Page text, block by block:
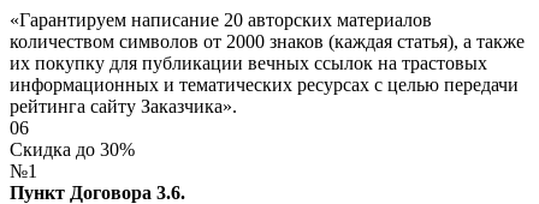
«Гарантируем написание 20 авторских материалов
количеством символов от 2000 знаков (каждая статья), а также
их покупку для публикации вечных ссылок на трастовых
информационных и тематических ресурсах с целью передачи
рейтинга сайту Заказчика».
06
Скидка до 30%
№1
Пункт Договора 3.6.